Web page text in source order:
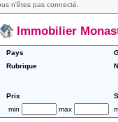
n'êtes pas connecté.
Immobilier
Pays
Rubrique
Prix
min
max